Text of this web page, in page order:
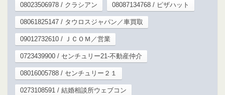
08023506978 / クラシアン 08087134768 / ピザハット
08061825147 / タウロスジャパン／車買取
09012732610 / ＪＣＯＭ／営業
0723439900 / センチュリー21-不動産仲介
08016005788 / センチュリー２１
0273108591 / 結婚相談所ウェブコン